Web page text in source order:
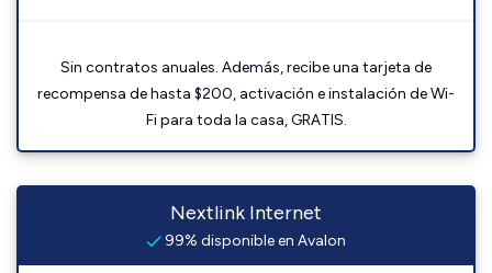
Sin contratos anuales. Además, recibe una tarjeta de
recompensa de hasta $200, activación e instalación de Wi-
Fi para toda la casa, GRATIS.
Nextlink Internet
99% disponible en Avalon